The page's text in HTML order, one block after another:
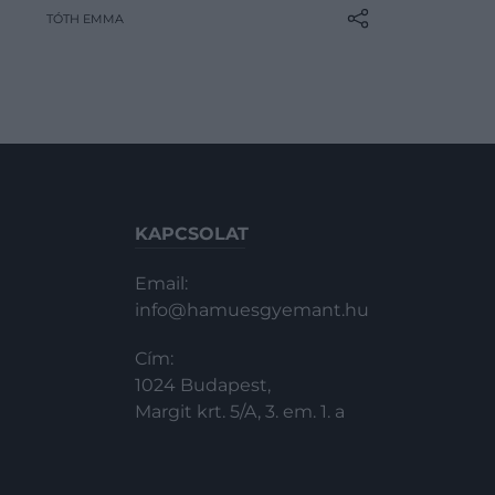
komoly problémákhoz vezethet, ha
TÓTH EMMA
KAPCSOLAT
Email:
info@hamuesgyemant.hu
Cím:
1024 Budapest,
Margit krt. 5/A, 3. em. 1. a